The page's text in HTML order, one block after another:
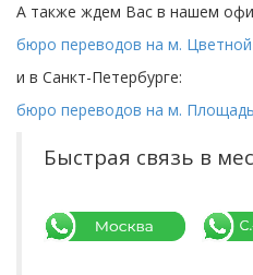
А также ждем Вас в нашем
бюро переводов на м. Цветной
и в Санкт-Петербурге:
бюро переводов на м.
Быстрая связь в